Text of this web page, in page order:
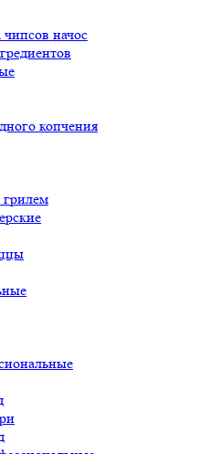
начос
копчения